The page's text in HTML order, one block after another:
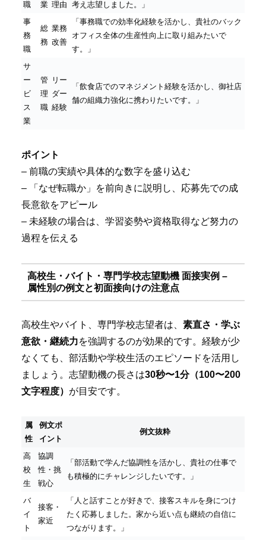
職 業 理由 考え志望しました。」
事
務
職
総
務
業務
改善
「事務職での効率化経験を活かし、貴社のバック
オフィス全体の生産性向上に取り組みたいで
す。」
サ
ー
ビ
ス
業
管
理
職
リー
ダー
経験
「飲食店でのマネジメント経験を活かし、御社店
舗の組織力強化に携わりたいです。」
ポイント
– 前職の実績や具体的な数字を盛り込む
– 「なぜ転職か」を前向きに説明し、応募先での成
長意欲をアピール
– 未経験の場合は、学習姿勢や資格取得など努力の
過程を伝える
高校生・バイト・専門学校志望動機 面接実例 –
属性別の例文と初面接向けの注意点
高校生やバイト、専門学校志望者は、 素直さ・学ぶ
意欲・継続力を強調するのが効果的です。経験が少
なくても、部活動や学校生活のエピソードを活用し
ましょう。志望動機の長さは30秒〜1分（100〜200
文字程度） が目安です。
属
性
例文ポ
イント
例文抜粋
高
校
生
協調
性・挑
戦心
「部活動で学んだ協調性を活かし、貴社の仕事で
も積極的にチャレンジしたいです。」
バ
イ
ト
接客・
家近
「人と話すことが好きで、接客スキルを身につけ
たく応募しました。家から近い点も継続の自信に
つながります。」